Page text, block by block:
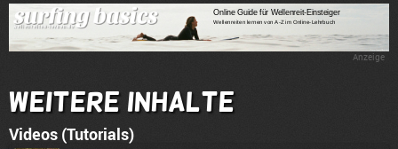
Anzeige
Weitere Inhalte
Videos (Tutorials)